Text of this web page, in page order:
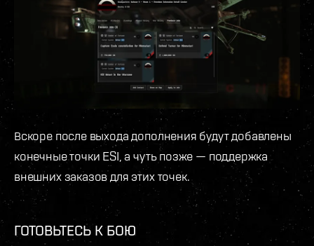
Вскоре после выхода дополнения будут добавлены
конечные точки ESI, а чуть позже — поддержка
внешних заказов для этих точек.
ГОТОВЬТЕСЬ К БОЮ